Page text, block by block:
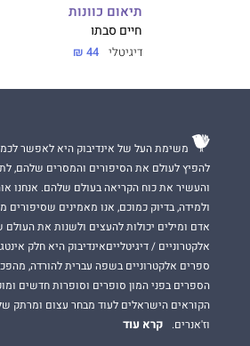
תיאום כוונות
חיים סבתו
דיגיטלי 44 ₪
משימת העל של אינדיבוק היא לאפשר
להפיץ לעולם את הסיפורים והמסרים שלהם,
והעשיר את כוח הקריאה בעולם שלהם. אנחנו
ולמידה, בדיוק כמוכם, אנו מאמינים שסיפורים
אדם ומילים יכולות להעצים ולשנות את
אלקטרוניים / דיגיטלייםאינדיבוק היא חלק
ספרים אלקטרוניים בשפה עברית להורדה,
הספרים בפני המון סופרים וסופרות חדשים
הקוראים הישראלים לעוד מבחר עצום ומרתק
וז'אנרים.
קרא עוד